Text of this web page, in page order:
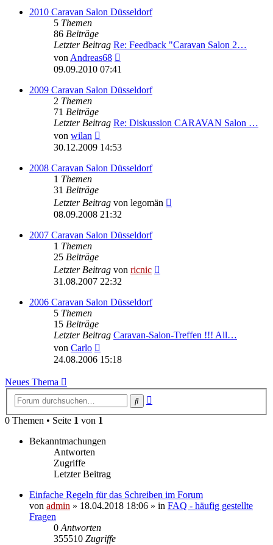
2010 Caravan Salon Düsseldorf
5 Themen
86 Beiträge
Letzter Beitrag Re: Feedback "Caravan Salon 2…
von Andreas68
09.09.2010 07:41
2009 Caravan Salon Düsseldorf
2 Themen
71 Beiträge
Letzter Beitrag Re: Diskussion CARAVAN Salon …
von wilan
Beitrag
30.12.2009 14:53
2008 Caravan Salon Düsseldorf
1 Themen
31 Beiträge
Letzter Beitrag von legomän
08.09.2008 21:32
2007 Caravan Salon Düsseldorf
1 Themen
25 Beiträge
Letzter Beitrag von ricnic
31.08.2007 22:32
2006 Caravan Salon Düsseldorf
5 Themen
15 Beiträge
Letzter Beitrag Caravan-Salon-Treffen !!! All…
von Carlo
Beitrag
24.08.2006 15:18
Neues Thema
Suche
0 Themen • Seite 1 von 1
Bekanntmachungen
Antworten
Zugriffe
Letzter Beitrag
Einfache Regeln für das Schreiben im Forum
von admin » 18.04.2018 18:06 » in FAQ - häufig gestellte
Fragen
0 Antworten
355510 Zugriffe